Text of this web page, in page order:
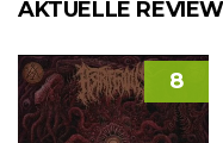
AKTUELLE
8